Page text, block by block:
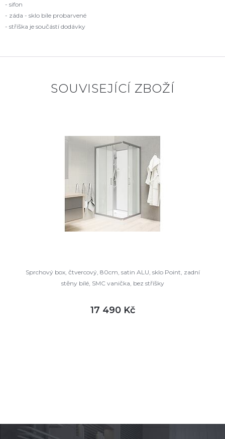
- sifon
- záda - sklo bíle probarvené
- stříška je součástí dodávky
SOUVISEJÍCÍ ZBOŽÍ
Sprchový box, čtvercový, 80cm, satin ALU, sklo Point, zadní
stěny bílé, SMC vanička, bez stříšky
17 490 Kč